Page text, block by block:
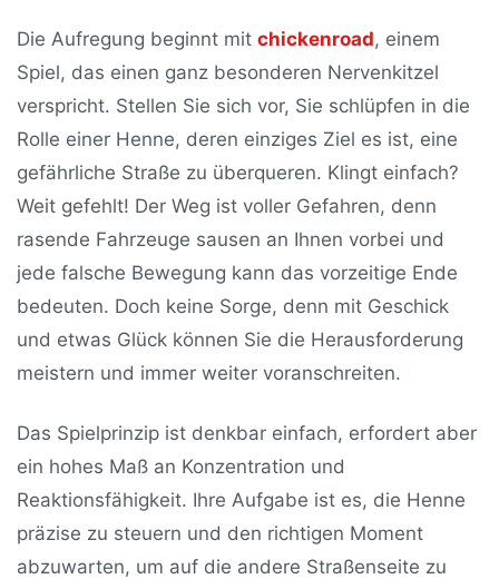
Die Aufregung beginnt mit chickenroad, einem
Spiel, das einen ganz besonderen Nervenkitzel
verspricht. Stellen Sie sich vor, Sie schlüpfen in die
Rolle einer Henne, deren einziges Ziel es ist, eine
gefährliche Straße zu überqueren. Klingt einfach?
Weit gefehlt! Der Weg ist voller Gefahren, denn
rasende Fahrzeuge sausen an Ihnen vorbei und
jede falsche Bewegung kann das vorzeitige Ende
bedeuten. Doch keine Sorge, denn mit Geschick
und etwas Glück können Sie die Herausforderung
meistern und immer weiter voranschreiten.
Das Spielprinzip ist denkbar einfach, erfordert aber
ein hohes Maß an Konzentration und
Reaktionsfähigkeit. Ihre Aufgabe ist es, die Henne
präzise zu steuern und den richtigen Moment
abzuwarten, um auf die andere Straßenseite zu